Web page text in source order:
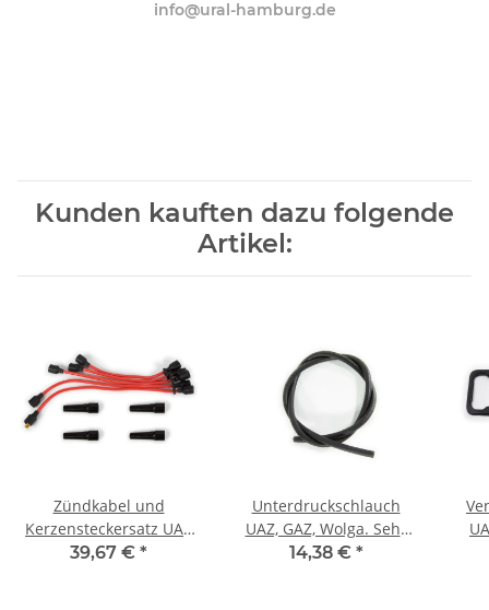
info@ural-hamburg.de
Kunden kauften dazu folgende
Artikel:
Zündkabel und
Kerzensteckersatz UAZ
Wolga.
39,67 € *
Unterdruckschlauch
UAZ, GAZ, Wolga. Sehr
stabil.
14,38 € *